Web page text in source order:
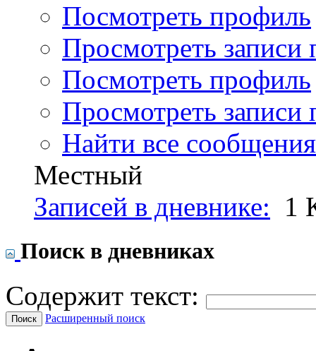
Посмотреть профиль
Просмотреть записи
Посмотреть профиль
Просмотреть записи
Найти все
Местный
Записей в дневнике: 1
Поиск в дневниках
Содержит текст:
Расширенный поиск